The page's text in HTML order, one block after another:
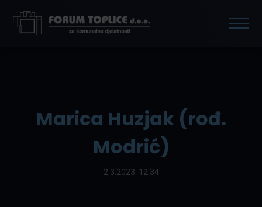
Marica Huzjak (rođ.
Modrić)
2.3.2023. 12:34